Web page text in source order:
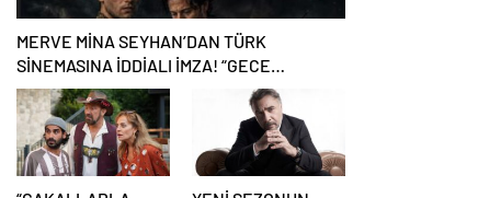
MERVE MİNA SEYHAN’DAN TÜRK
SİNEMASINA İDDİALI İMZA! “GECE
BÖLÜNÜRKEN” DEV OYUNCU KADROSU VE
YAPAY ZEKÂ SÜRPRİZİYLE GELİYOR